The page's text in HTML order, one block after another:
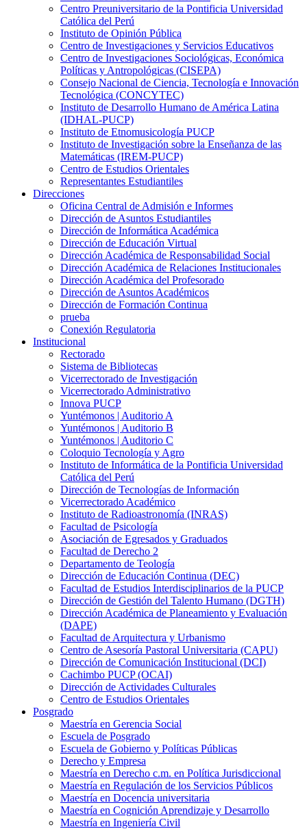
Centro Preuniversitario de la Pontificia Universidad
Católica del Perú
Instituto de Opinión Pública
Centro de Investigaciones y Servicios Educativos
Centro de Investigaciones Sociológicas, Económica
Políticas y Antropológicas (CISEPA)
Consejo Nacional de Ciencia, Tecnología e Innovación
Tecnológica (CONCYTEC)
Instituto de Desarrollo Humano de América Latina
(IDHAL-PUCP)
Instituto de Etnomusicología PUCP
Instituto de Investigación sobre la Enseñanza de las
Matemáticas (IREM-PUCP)
Centro de Estudios Orientales
Representantes Estudiantiles
Direcciones
Oficina Central de Admisión e Informes
Dirección de Asuntos Estudiantiles
Dirección de Informática Académica
Dirección de Educación Virtual
Dirección Académica de Responsabilidad Social
Dirección Académica de Relaciones Institucionales
Dirección Académica del Profesorado
Dirección de Asuntos Académicos
Dirección de Formación Continua
prueba
Conexión Regulatoria
Institucional
Rectorado
Sistema de Bibliotecas
Vicerrectorado de Investigación
Vicerrectorado Administrativo
Innova PUCP
Yuntémonos | Auditorio A
Yuntémonos | Auditorio B
Yuntémonos | Auditorio C
Coloquio Tecnología y Agro
Instituto de Informática de la Pontificia Universidad
Católica del Perú
Dirección de Tecnologías de Información
Vicerrectorado Académico
Instituto de Radioastronomía (INRAS)
Facultad de Psicología
Asociación de Egresados y Graduados
Facultad de Derecho 2
Departamento de Teología
Dirección de Educación Continua (DEC)
Facultad de Estudios Interdisciplinarios de la PUCP
Dirección de Gestión del Talento Humano (DGTH)
Dirección Académica de Planeamiento y Evaluación
(DAPE)
Facultad de Arquitectura y Urbanismo
Centro de Asesoría Pastoral Universitaria (CAPU)
Dirección de Comunicación Institucional (DCI)
Cachimbo PUCP (OCAI)
Dirección de Actividades Culturales
Centro de Estudios Orientales
Posgrado
Maestría en Gerencia Social
Escuela de Posgrado
Escuela de Gobierno y Políticas Públicas
Derecho y Empresa
Maestría en Derecho c.m. en Política Jurisdiccional
Maestría en Regulación de los Servicios Públicos
Maestría en Docencia universitaria
Maestría en Cognición Aprendizaje y Desarrollo
Maestría en Ingeniería Civil